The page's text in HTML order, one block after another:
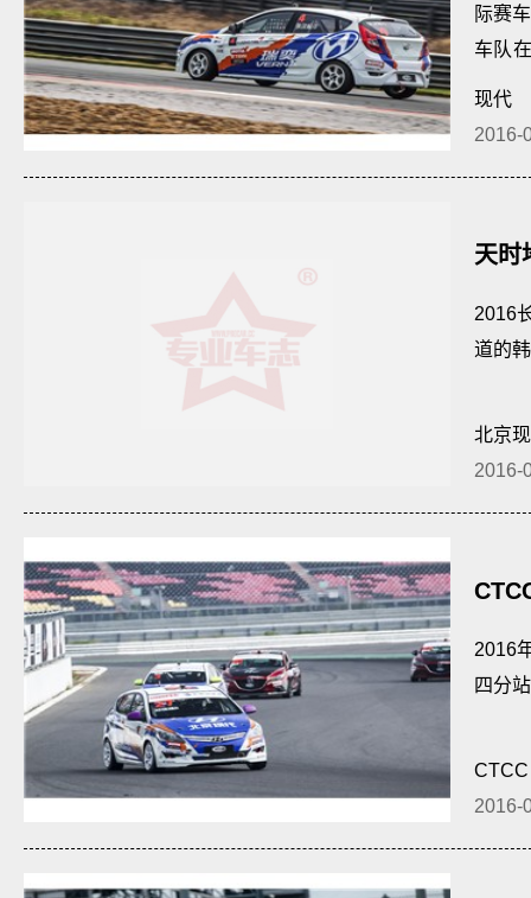
际赛
车队
分榜
现代
2016-
天时
2016
道的
北京
2016-
2016
四分
CTCC
2016-